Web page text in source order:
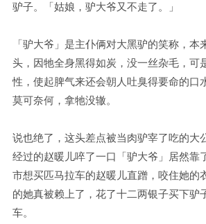
驴子。「姑娘，驴大爷又不走了。」
「驴大爷」是主仆俩对大黑驴的笑称，本
头，因牠全身黑得如炭，没一丝杂毛，可
性，使起脾气来还会朝人吐臭得要命的口
莫可奈何，拿牠没辙。
说也绝了，这头差点被当肉驴宰了吃的大
经过的赵暖儿啐了一口「驴大爷」居然靠
市想买匹马拉车的赵暖儿直蹭，咬住她的
的她真被赖上了，花了十二两银子买下驴
车。